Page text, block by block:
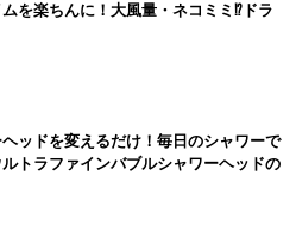
ムを楽ちんに！大風量・ネコミミ⁉ドラ
ッドを変えるだけ！毎日のシャワーで
トラファインバブルシャワーヘッドの